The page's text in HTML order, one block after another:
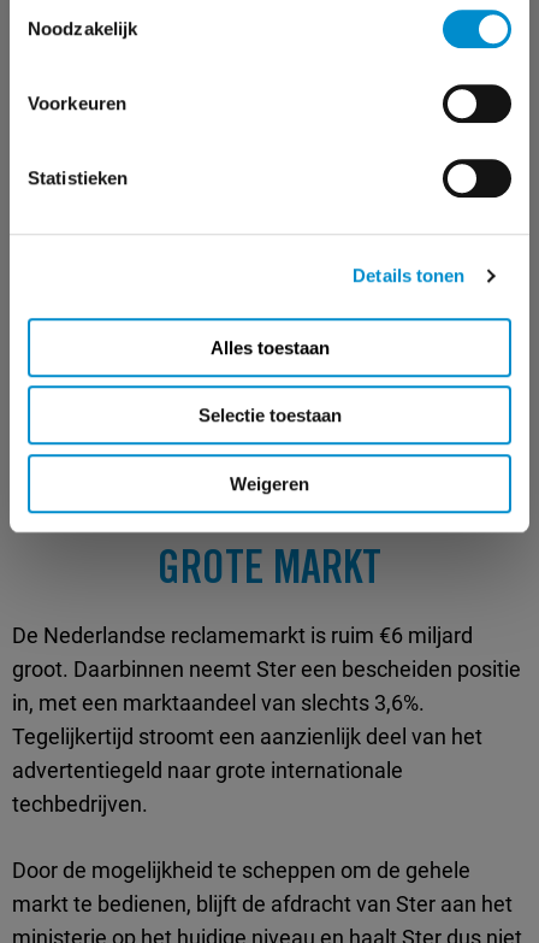
Noodzakelijk
Voorkeuren
Statistieken
Details tonen
Alles toestaan
Selectie toestaan
Weigeren
mogelijkheden krijgen bij Ster als
maatschappelijke organisaties, kan
de publieke omroep ook in de
financiering.
STER IS EN BLIJFT EEN
BESCHEIDEN SPELER IN EEN
GROTE MARKT
De Nederlandse reclamemarkt is ruim €6 miljard
groot. Daarbinnen neemt Ster een bescheiden positie
in, met een marktaandeel van slechts 3,6%.
Tegelijkertijd stroomt een aanzienlijk deel van het
advertentiegeld naar grote internationale
techbedrijven.
Door de mogelijkheid te scheppen om de gehele
markt te bedienen, blijft de afdracht van Ster aan het
ministerie op het huidige niveau en haalt Ster dus niet